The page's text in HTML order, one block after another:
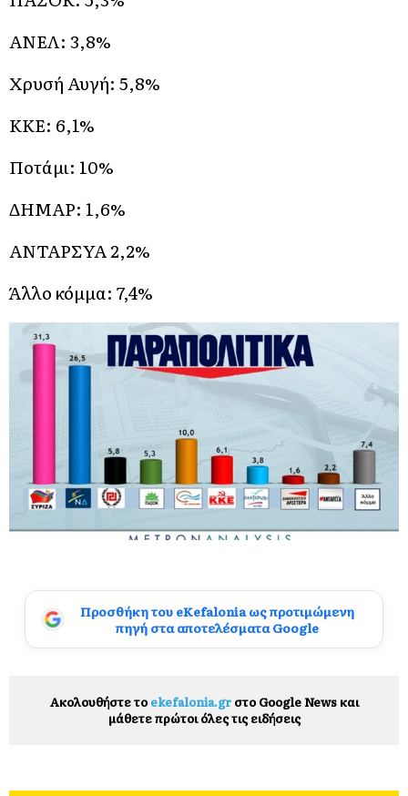
ΑΝΕΛ: 3,8%
Χρυσή Αυγή: 5,8%
ΚΚΕ: 6,1%
Ποτάμι: 10%
ΔΗΜΑΡ: 1,6%
ΑΝΤΑΡΣΥΑ 2,2%
Άλλο κόμμα: 7,4%
Προσθήκη του eKefalonia ως προτιμώμενη
πηγή στα αποτελέσματα Google
Ακολουθήστε το ekefalonia.grστο Google News και
μάθετε πρώτοι όλες τις ειδήσεις